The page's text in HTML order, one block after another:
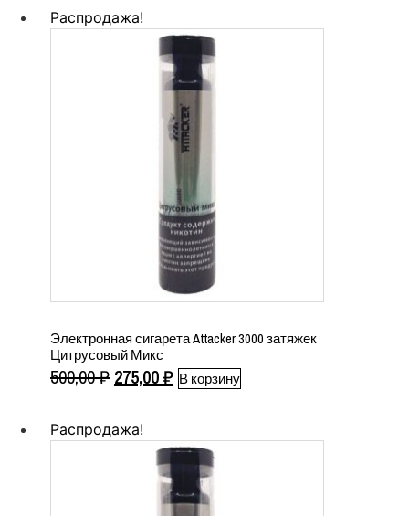
составляла
500,00 ₽.
Распродажа!
Электронная сигарета Attacker 3000 затяжек
Цитрусовый Микс
500,00₽ Первоначальная
составляла
500,00 ₽.
275,00₽Текущая
В корзину
Распродажа!